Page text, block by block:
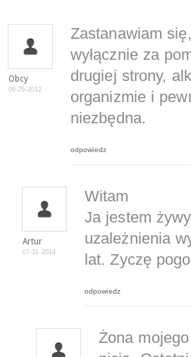
Obcy
06-26-2012
Zastanawiam
wyłącznie za
drugiej strony,
organizmie i
niezbędna.
odpowiedz
Artur
07-31-2014
Witam
Ja jestem
uzależnienia
lat. Zyczę
odpowiedz
Żona